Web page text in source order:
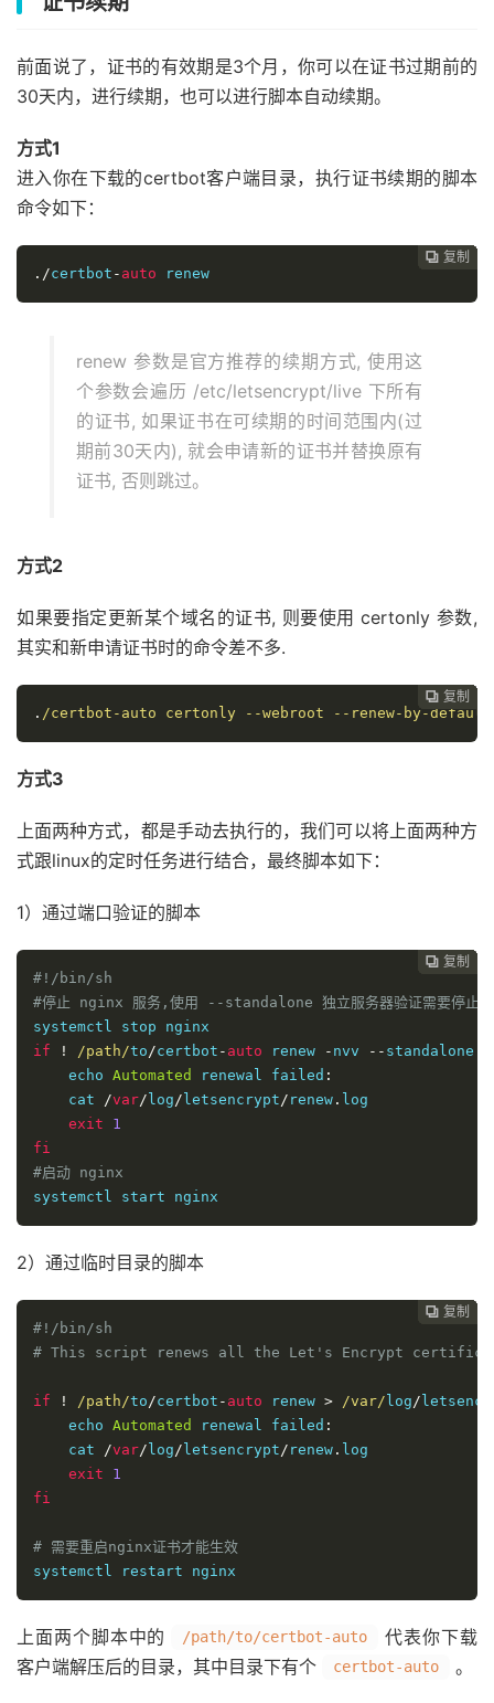
#在 SSLv3 或 TLSv1 握手过程一般使用客户端的首选算法,如果
#储存SSL会话的缓存类型和大小
   ssl_session_cache shared
:SSL:10m;
   ssl_session_timeout
    location
/ {
        try_files $uri $uri
    location
~ \.php$ {
        fastcgi_pass
127.0 : 9000
php
fastcgi_param  SCRIPT_FILENAME
        include        fastcgi_params
;
前面说了，证书的有效期是3个月，你可以在证书过期前的
30天内，进行续期，也可以进行脚本自动续期。
方式1
进入你在下载的certbot客户端目录，执行证书续期的脚本
命令如下：
 复制
 复制
 复制
 复制
 复制
 复制
 复制
 复制
 复制
./certbot - auto renew
renew 参数是官方推荐的续期方式, 使用这
个参数会遍历 /etc/letsencrypt/live 下所有
的证书, 如果证书在可续期的时间范围内(过
期前30天内), 就会申请新的证书并替换原有
证书, 否则跳过。
方式2
如果要指定更新某个域名的证书, 则要使用 certonly 参数,
其实和新申请证书时的命令差不多.
 复制
 复制
 复制
 复制
 复制
 复制
 复制
 复制
. /certbot-auto certonly --webroot --renew-by-
方式3
上面两种方式，都是手动去执行的，我们可以将上面两种方
式跟linux的定时任务进行结合，最终脚本如下：
1）通过端口验证的脚本
 复制
 复制
 复制
 复制
 复制
 复制
 复制
#!/bin/sh
#停止 nginx 服务,使用 --standalone 独立服务器验证需要停止
if
! /path/to /certbot - auto renew - nvv -- standalone
    echo
Automated renewal failed :
    cat
/var/log /letsencrypt / renew . log
exit
1
fi
#启动 nginx
systemctl start nginx
2）通过临时目录的脚本
 复制
 复制
 复制
 复制
 复制
 复制
#!/bin/sh
# This script renews all the Let's Encrypt
if ! /path/to /certbot - auto renew > /var/log /
    echo
Automated renewal failed :
    cat
/var/log /letsencrypt / renew . log
exit
1
fi
# 需要重启nginx证书才能生效
systemctl restart nginx
上面两个脚本中的 /path/to/certbot-auto
代表你下载
客户端解压后的目录，其中目录下有个
certbot-auto 。